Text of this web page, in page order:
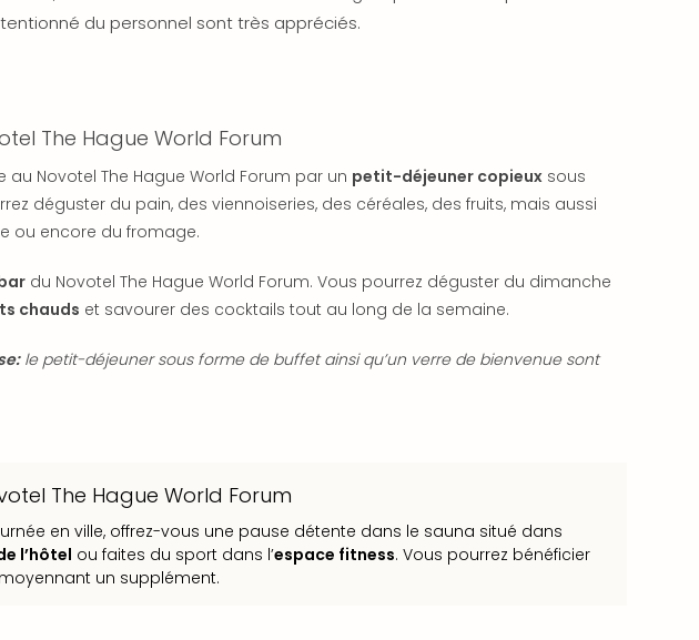
du personnel sont très appréciés.
The Hague World Forum
Novotel The Hague World Forum par un petit-déjeuner copieux sous
déguster du pain, des viennoiseries, des céréales, des fruits, mais aussi
ou encore du fromage.
du Novotel The Hague World Forum. Vous pourrez déguster du dimanche
chauds et savourer des cocktails tout au long de la semaine.
le petit-déjeuner sous forme de buffet ainsi qu’un verre de bienvenue sont
The Hague World Forum
en ville, offrez-vous une pause détente dans le sauna situé dans
l’hôtel ou faites du sport dans l’espace fitness. Vous pourrez bénéficier
un supplément.